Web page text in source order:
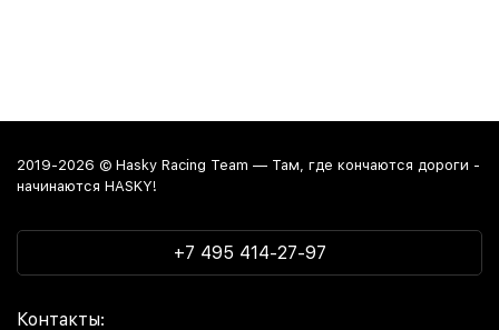
2019-2026 © Hasky Racing Team — Там, где кончаются дороги -
начинаются HASKY!
+7 495 414-27-97
Контакты: